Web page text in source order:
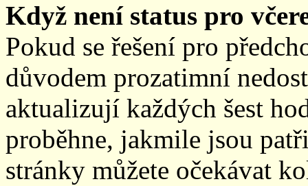
Když není status pro
Pokud se řešení pro
důvodem prozatimní
aktualizují každých šest
proběhne, jakmile jsou
stránky můžete očekávat